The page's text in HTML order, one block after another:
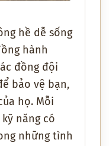
hề dễ sống
hành
đồng đội
bảo vệ bạn,
họ. Mỗi
năng có
những tình